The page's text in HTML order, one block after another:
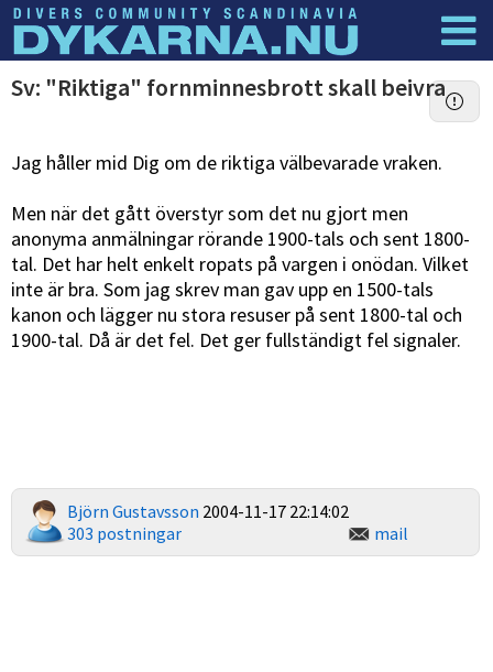
Dyknyheter Logga in
Sv: "Riktiga" fornminnesbrott skall beivra
Jag håller mid Dig om de riktiga välbevarade vraken.
Men när det gått överstyr som det nu gjort men
anonyma anmälningar rörande 1900-tals och sent 1800-
tal. Det har helt enkelt ropats på vargen i onödan. Vilket
inte är bra. Som jag skrev man gav upp en 1500-tals
kanon och lägger nu stora resuser på sent 1800-tal och
1900-tal. Då är det fel. Det ger fullständigt fel signaler.
Björn Gustavsson 2004-11-17 22:14:02
303 postningar
mail